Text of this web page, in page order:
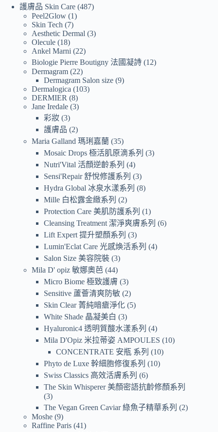
護膚品 Skin Care 487
Peel2Glow 1
Skin Tech 7
Aesthetic Dermal 3
Olecule 18
Ankel Marni 22
Biologie Pierre Boutigny 法國凝詩 12
Dermagram 22
Dermagram Salon size 9
Dermalogica 103
DERMIER 8
Jane Iredale 3
彩妝 3
護膚品 2
Maria Galland 瑪琍嘉蘭 35
Mosaic Drops 極活肌原滴系列
3
Nutri'Vital 活顏逆齡系列
4
Sensi'Repair 舒悅修護系列
3
Hydra Global 冰泉水漾系列
8
Mille 白松露金緻系列
2
Protection Care 美肌防護系列
1
Cleansing Treatment 潔淨爽膚系列
6
Lift Expert 提升塑顏系列
3
Lumin'Eclat Care 光感煥活系列
4
Salon Size 美容院裝 3
Mila D' opiz 敏娜奧芭 44
Micro Biome 極致護膚 3
Sensitive 蘆薈清爽防敏 2
Skin Clear 菁純暗瘡淨化 5
White Shade 晶凝美白
3
Hyaluronic4 透明質酸水漾系列
4
Mila D'Opiz 米拉蒂姿 AMPOULES
10
CONCENTRATE 安瓶 系列
10
Phyto de Luxe 幹細胞修復系列
10
Swiss Classics 高效活膚系列
6
The Skin Whisperer 美顏密語抗齡修顏系列
3
The Vegan Green Caviar 綠魚子精華系列
2
Moshe 9
Raffine Paris 41